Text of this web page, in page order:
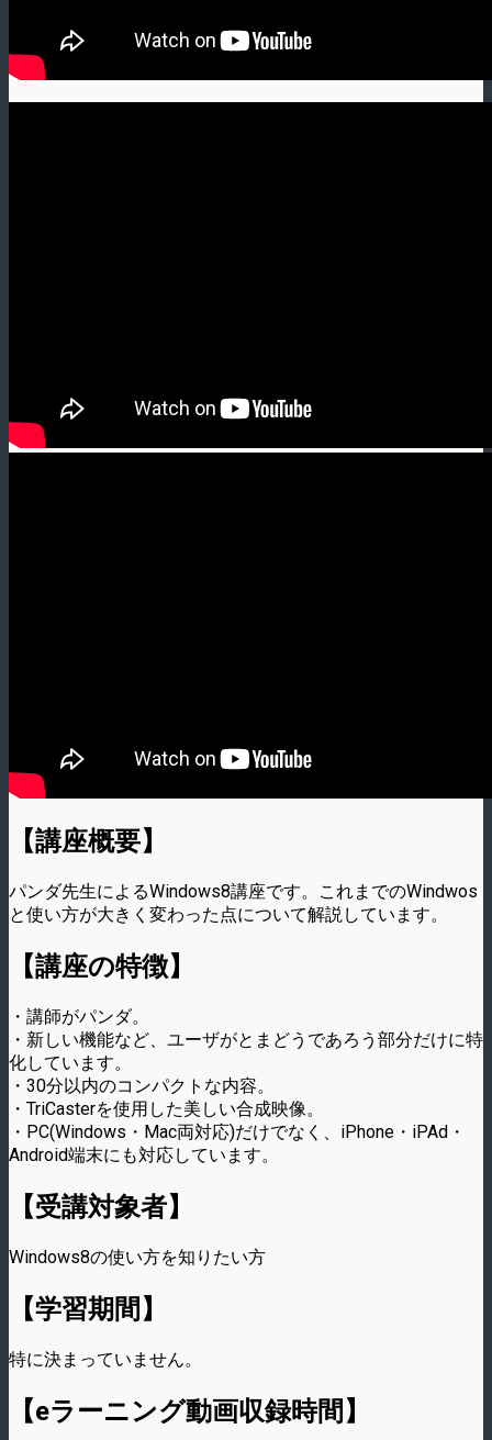
【講座概要】
パンダ先生によるWindows8講座です。これまでのWindwos
と使い方が大きく変わった点について解説しています。
【講座の特徴】
・講師がパンダ。
・新しい機能など、ユーザがとまどうであろう部分だけに特
化しています。
・30分以内のコンパクトな内容。
・TriCasterを使用した美しい合成映像。
・PC(Windows・Mac両対応)だけでなく、iPhone・iPAd・
Android端末にも対応しています。
【受講対象者】
Windows8の使い方を知りたい方
【学習期間】
特に決まっていません。
【eラーニング動画収録時間】